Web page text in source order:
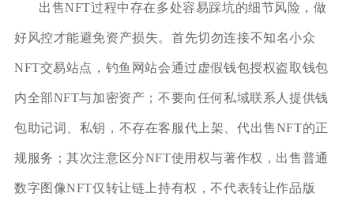
出售NFT过程中存在多处容易踩坑的细节风险，做
好风控才能避免资产损失。首先切勿连接不知名小众
NFT交易站点，钓鱼网站会通过虚假钱包授权盗取钱包
内全部NFT与加密资产；不要向任何私域联系人提供钱
包助记词、私钥，不存在客服代上架、代出售NFT的正
规服务；其次注意区分NFT使用权与著作权，出售普通
数字图像NFT仅转让链上持有权，不代表转让作品版